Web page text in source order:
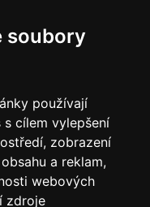
soubory
používají
cílem vylepšení
zobrazení
a reklam,
webových
zdroje